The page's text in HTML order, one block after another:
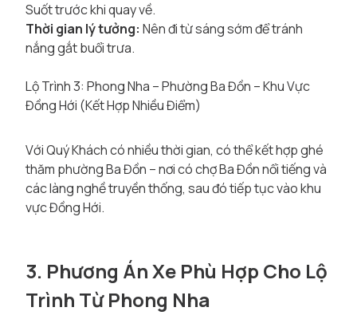
Suốt trước khi quay về.
Thời gian lý tưởng: Nên đi từ sáng sớm để tránh
nắng gắt buổi trưa.
Lộ Trình 3: Phong Nha – Phường Ba Đồn – Khu Vực
Đồng Hới (Kết Hợp Nhiều Điểm)
Với Quý Khách có nhiều thời gian, có thể kết hợp ghé
thăm phường Ba Đồn – nơi có chợ Ba Đồn nổi tiếng và
các làng nghề truyền thống, sau đó tiếp tục vào khu
vực Đồng Hới.
3. Phương Án Xe Phù Hợp Cho Lộ
Trình Từ Phong Nha